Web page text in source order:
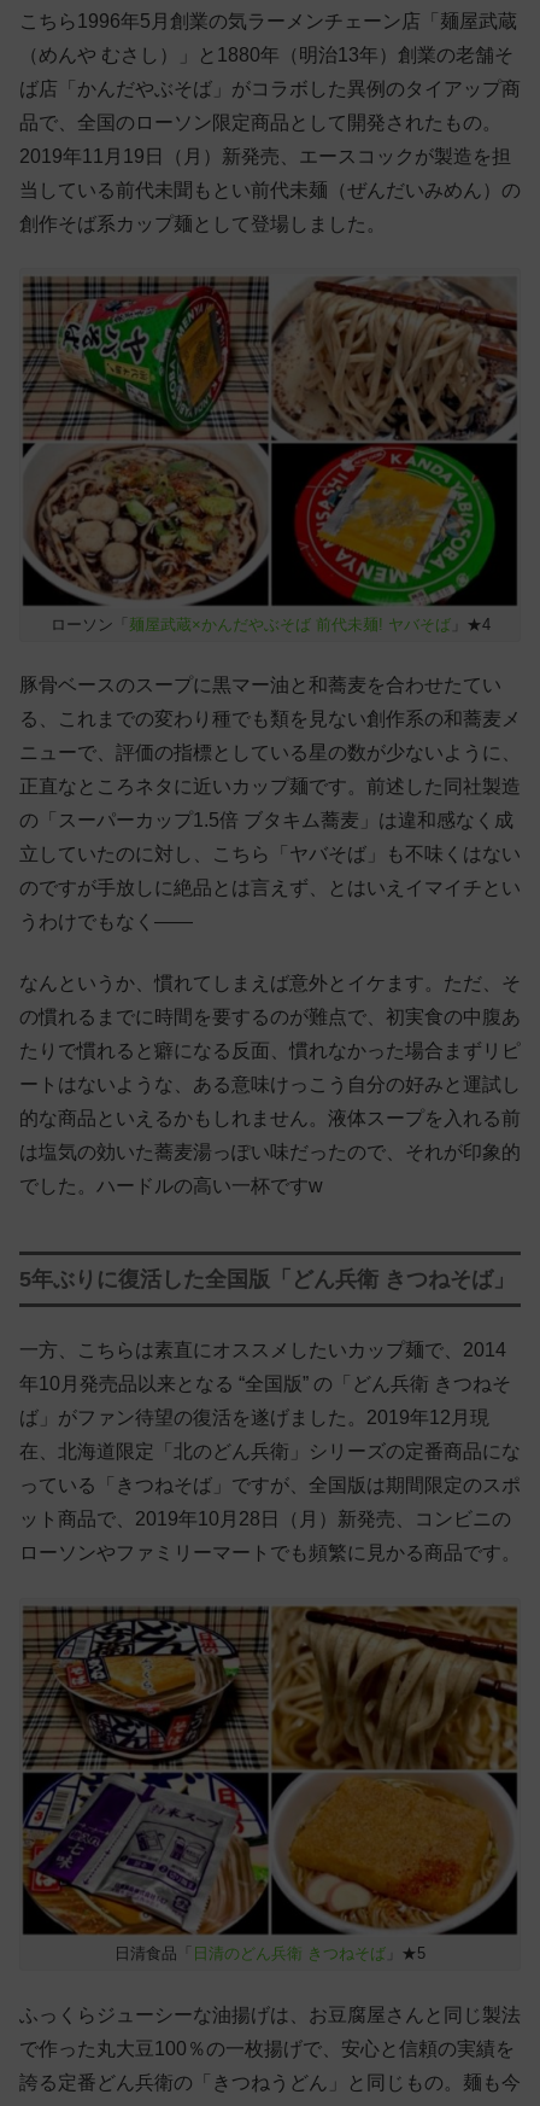
こちら1996年5月創業の気ラーメンチェーン店「麺屋武蔵
（めんや むさし）」と1880年（明治13年）創業の老舗そ
ば店「かんだやぶそば」がコラボした異例のタイアップ商
品で、全国のローソン限定商品として開発されたもの。
2019年11月19日（月）新発売、エースコックが製造を担
当している前代未聞もとい前代未麺（ぜんだいみめん）の
創作そば系カップ麺として登場しました。
ローソン「 麺屋武蔵×かんだやぶそば 前代未麺! ヤバそば」★4
豚骨ベースのスープに黒マー油と和蕎麦を合わせたてい
る、これまでの変わり種でも類を見ない創作系の和蕎麦メ
ニューで、評価の指標としている星の数が少ないように、
正直なところネタに近いカップ麺です。前述した同社製造
の「スーパーカップ1.5倍 ブタキム蕎麦」は違和感なく成
立していたのに対し、こちら「ヤバそば」も不味くはない
のですが手放しに絶品とは言えず、とはいえイマイチとい
うわけでもなく——
なんというか、慣れてしまえば意外とイケます。ただ、そ
の慣れるまでに時間を要するのが難点で、初実食の中腹あ
たりで慣れると癖になる反面、慣れなかった場合まずリピ
ートはないような、ある意味けっこう自分の好みと運試し
的な商品といえるかもしれません。液体スープを入れる前
は塩気の効いた蕎麦湯っぽい味だったので、それが印象的
でした。ハードルの高い一杯ですw
5年ぶりに復活した全国版「どん兵衛 きつねそば」
一方、こちらは素直にオススメしたいカップ麺で、2014
年10月発売品以来となる “全国版” の「どん兵衛 きつねそ
ば」がファン待望の復活を遂げました。2019年12月現
在、北海道限定「北のどん兵衛」シリーズの定番商品にな
っている「きつねそば」ですが、全国版は期間限定のスポ
ット商品で、2019年10月28日（月）新発売、コンビニの
ローソンやファミリーマートでも頻繁に見かる商品です。
日清食品「 日清のどん兵衛 きつねそば 」★5
ふっくらジューシーな油揚げは、お豆腐屋さんと同じ製法
で作った丸大豆100％の一枚揚げで、安心と信頼の実績を
誇る定番どん兵衛の「きつねうどん」と同じもの。麺も今